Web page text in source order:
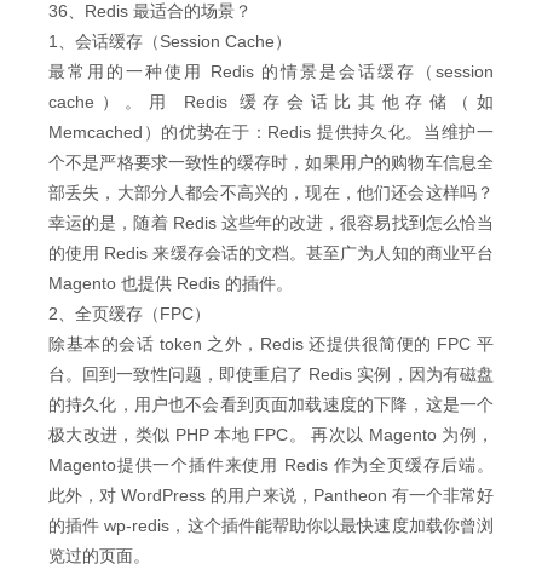
36、Redis 最适合的场景？
1、会话缓存（Session Cache）
最常用的一种使用 Redis 的情景是会话缓存（session
cache）。用 Redis 缓存会话比其他存储（如
Memcached）的优势在于：Redis 提供持久化。当维护一
个不是严格要求一致性的缓存时，如果用户的购物车信息全
部丢失，大部分人都会不高兴的，现在，他们还会这样吗？
幸运的是，随着 Redis 这些年的改进，很容易找到怎么恰当
的使用 Redis 来缓存会话的文档。甚至广为人知的商业平台
Magento 也提供 Redis 的插件。
2、全页缓存（FPC）
除基本的会话 token 之外，Redis 还提供很简便的 FPC 平
台。回到一致性问题，即使重启了 Redis 实例，因为有磁盘
的持久化，用户也不会看到页面加载速度的下降，这是一个
极大改进，类似 PHP 本地 FPC。 再次以 Magento 为例，
Magento提供一个插件来使用 Redis 作为全页缓存后端。
此外，对 WordPress 的用户来说，Pantheon 有一个非常好
的插件 wp-redis，这个插件能帮助你以最快速度加载你曾浏
览过的页面。